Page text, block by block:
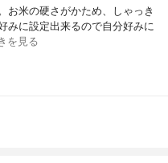
お米の硬さがかため、しゃっき
みに設定出来るので自分好みに
を見る